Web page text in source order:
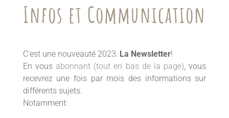
Infos et Communication
C'est une nouveauté 2023: La Newsletter!
En vous abonnant (tout en bas de la page), vous
recevrez une fois par mois des informations sur
différents sujets.
Notamment: